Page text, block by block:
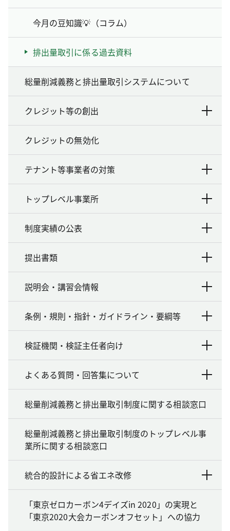
今月の豆知識💡（コラム）
排出量取引に係る過去資料
総量削減義務と排出量取引システムについて
クレジット等の創出
クレジットの無効化
テナント等事業者の対策
トップレベル事業所
制度実績の公表
提出書類
説明会・講習会情報
条例・規則・指針・ガイドライン・要綱等
検証機関・検証主任者向け
よくある質問・回答集について
総量削減義務と排出量取引制度に関する相談窓口
総量削減義務と排出量取引制度のトップレベル事
業所に関する相談窓口
統合的設計による省エネ改修
「東京ゼロカーボン4デイズin 2020」の実現と
「東京2020大会カーボンオフセット」への協力